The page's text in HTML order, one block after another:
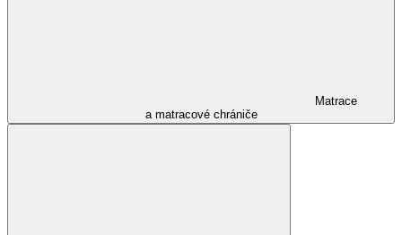
Matrace
a matracové chrániče